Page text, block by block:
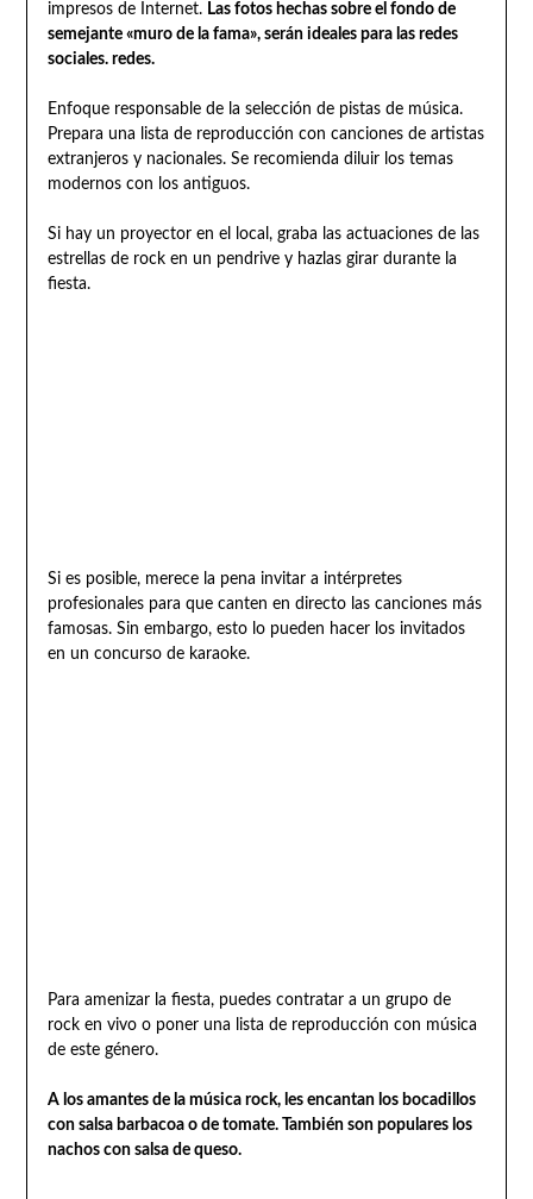
impresos de Internet. Las fotos hechas sobre el fondo de
semejante «muro de la fama», serán ideales para las redes
sociales. redes.
Enfoque responsable de la selección de pistas de música.
Prepara una lista de reproducción con canciones de artistas
extranjeros y nacionales. Se recomienda diluir los temas
modernos con los antiguos.
Si hay un proyector en el local, graba las actuaciones de las
estrellas de rock en un pendrive y hazlas girar durante la
fiesta.
Si es posible, merece la pena invitar a intérpretes
profesionales para que canten en directo las canciones más
famosas. Sin embargo, esto lo pueden hacer los invitados
en un concurso de karaoke.
Para amenizar la fiesta, puedes contratar a un grupo de
rock en vivo o poner una lista de reproducción con música
de este género.
A los amantes de la música rock, les encantan los bocadillos
con salsa barbacoa o de tomate. También son populares los
nachos con salsa de queso.